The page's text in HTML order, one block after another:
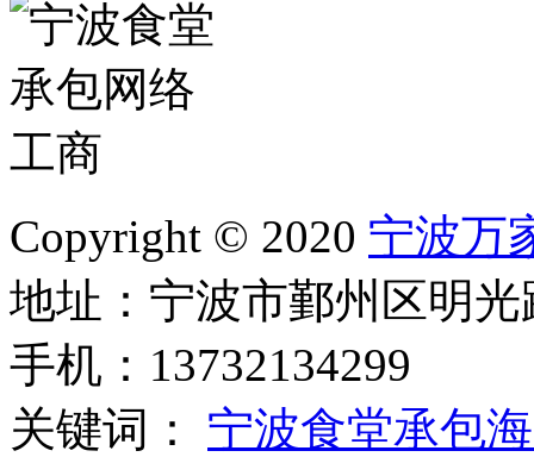
Copyright © 2020 宁波万
地址：宁波市鄞州区明光
手机：13732134299
关键词： 宁波食堂承包